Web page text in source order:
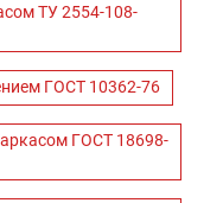
ТУ 2554-108-
ГОСТ 10362-76
ГОСТ 18698-